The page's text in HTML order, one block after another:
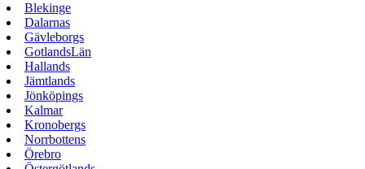
Blekinge
Dalarnas
Gävleborgs
GotlandsLän
Hallands
Jämtlands
Jönköpings
Kalmar
Kronobergs
Norrbottens
Örebro